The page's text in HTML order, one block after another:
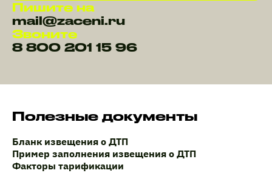
Пишите на
mail@zaceni.ru
Звоните
8 800 201 15 96
Полезные документы
Бланк извещения о ДТП
Пример заполнения извещения о ДТП
Факторы тарификации